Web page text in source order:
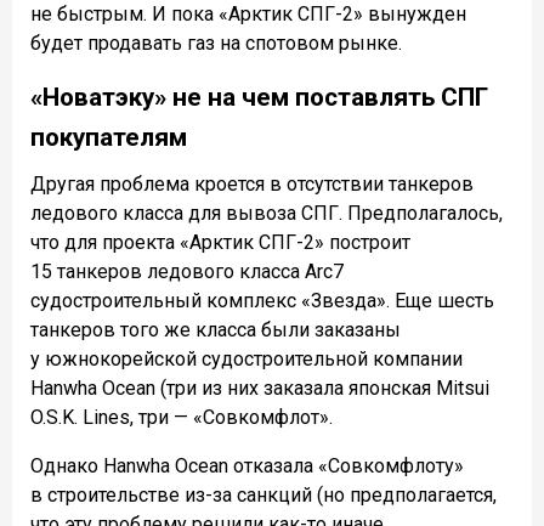
не быстрым. И пока «Арктик СПГ-2» вынужден
будет продавать газ на спотовом рынке.
«Новатэку» не на чем поставлять СПГ
покупателям
Другая проблема кроется в отсутствии танкеров
ледового класса для вывоза СПГ. Предполагалось,
что для проекта «Арктик СПГ-2» построит
15 танкеров ледового класса Arc7
судостроительный комплекс «Звезда». Еще шесть
танкеров того же класса были заказаны
у южнокорейской судостроительной компании
Hanwha Ocean (три из них заказала японская Mitsui
O.S.K. Lines, три — «Совкомфлот».
Однако Hanwha Ocean отказала «Совкомфлоту»
в строительстве из-за санкций (но предполагается,